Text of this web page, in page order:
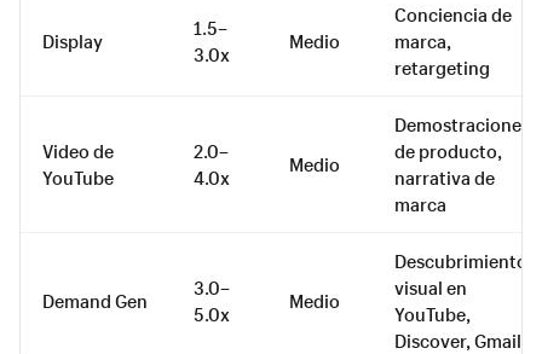
Display
1.5–
3.0x
Medio
Conciencia de
marca,
retargeting
Video de
YouTube
2.0–
4.0x
Medio
Demostraciones
de producto,
narrativa de
marca
Demand Gen
3.0–
5.0x
Medio
Descubrimiento
visual en
YouTube,
Discover, Gmail